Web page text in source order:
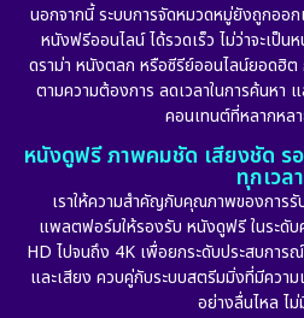
นอกจากนี้ ระบบการจัดหมวดหมู่ยังถูกออก
หนังฟรีออนไลน์ ได้รวดเร็ว ไม่ว่าจะเป็
ดราม่า หนังตลก หรือซีรีย์ออนไลน์ยอดฮิ
ตามความต้องการ ลดเวลาในการค้นหา
คอนเทนต์ที่หลากหล
หนังดูฟรี ภาพคมชัด เสียงชัด
ทุกเวลา
เราให้ความสำคัญกับคุณภาพของการ
แพลตฟอร์มให้รองรับ หนังดูฟรี ในระดั
HD ไปจนถึง 4K เพื่อยกระดับประสบกา
และเสียง ควบคู่กับระบบสตรีมมิ่งที่มีความ
อย่างลื่นไหล ไม่